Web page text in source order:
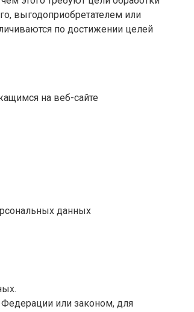
выгодоприобретателем или
по достижении целей
на веб-сайте
данных
или законом, для